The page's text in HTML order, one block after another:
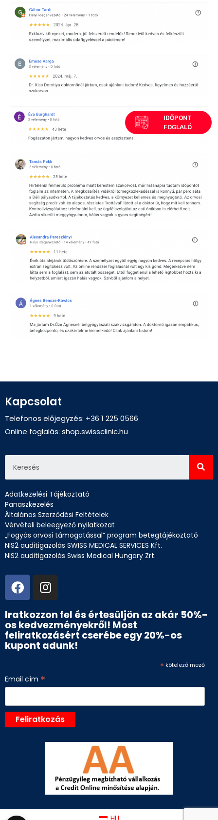
Kapcsolat
Telefonos előjegyzés: +36 1 225 0566
Online foglalás: shop.swissclinic.hu
Adatkezelési Tájékoztató
Panaszkezelés
Általános Szerződési Feltételek
Vérvételi beleegyező nyilatkozat
„Fogyás orvosi támogatással” program betegtájékoztató
NIS2 auditigazolás SWISS MEDICAL SERVICES Kft.
NIS2 auditigazolás Swiss Medical Hungary Zrt.
Iratkozzon fel és értesüljön az akár 50%-
os kedvezményekről! Most
feliratkozásért cserébe egy 20%-os
kupont adunk!
* kötelező mező
Email cím *